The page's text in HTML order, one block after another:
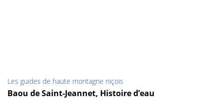
Les guides de haute montagne niçois
Baou de Saint-Jeannet, Histoire d’eau